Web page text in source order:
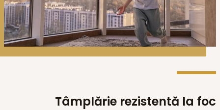
Tâmplărie rezistentă la foc